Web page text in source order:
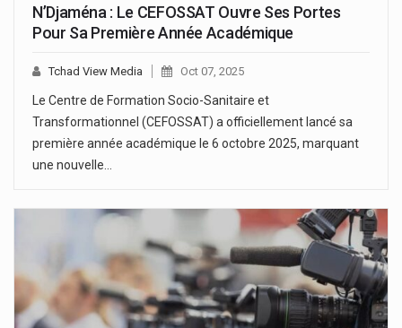
N’Djaména : Le CEFOSSAT Ouvre Ses Portes
Pour Sa Première Année Académique
Tchad View Media Oct 07, 2025
Le Centre de Formation Socio-Sanitaire et
Transformationnel (CEFOSSAT) a officiellement lancé sa
première année académique le 6 octobre 2025, marquant
une nouvelle…